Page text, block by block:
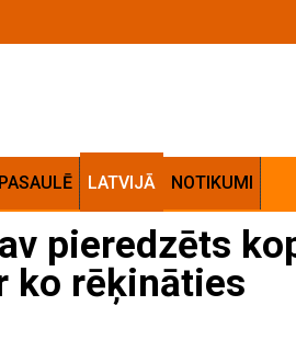
uz Pasaules kausa izslēgšanas
PASAULĒ LATVIJĀ NOTIKUMI
pieredzēts
ko rēķināties